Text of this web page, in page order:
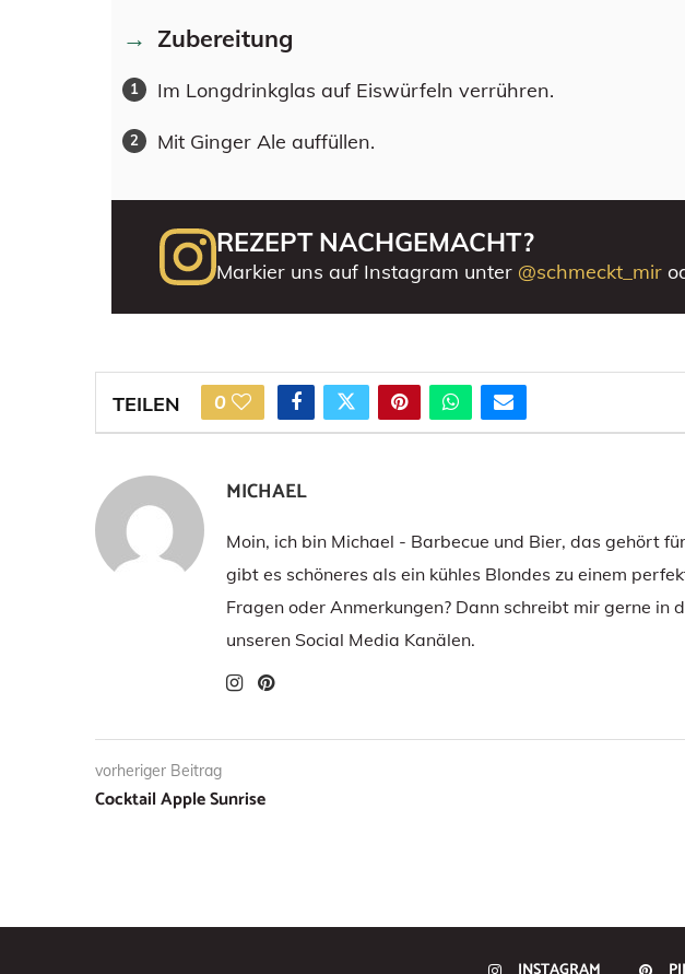
Zubereitung
Im Longdrinkglas auf Eiswürfeln verrühren.
Mit Ginger Ale auffüllen.
REZEPT NACHGEMACHT?
Markier uns auf Instagram unter @schmeckt_mir
TEILEN 0
MICHAEL
Moin, ich bin Michael - Barbecue und Bier, das gehört
gibt es schöneres als ein kühles Blondes zu einem
Fragen oder Anmerkungen? Dann schreibt mir gerne in
unseren Social Media Kanälen.
vorheriger Beitrag
Cocktail Apple Sunrise